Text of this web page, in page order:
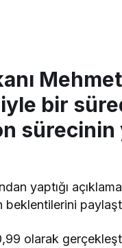
bir
sürecinin
yaptığı
beklentilerini
olarak